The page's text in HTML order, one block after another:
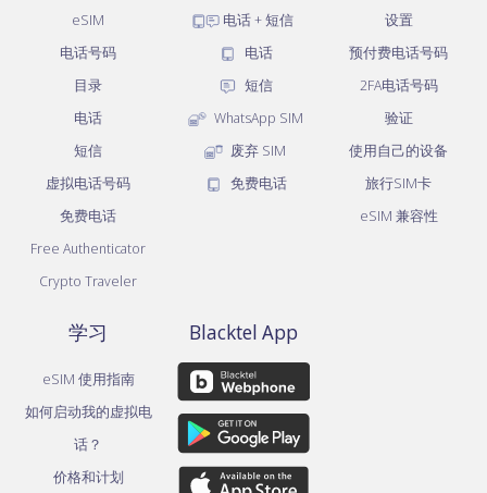
eSIM
电话号码
目录
电话
短信
虚拟电话号码
免费电话
Free Authenticator
Crypto Traveler
电话 + 短信
电话
短信
WhatsApp SIM
废弃 SIM
免费电话
设置
预付费电话号码
2FA电话号码
验证
使用自己的设备
旅行SIM卡
eSIM 兼容性
学习
eSIM 使用指南
如何启动我的虚拟电
话？
价格和计划
Blacktel App